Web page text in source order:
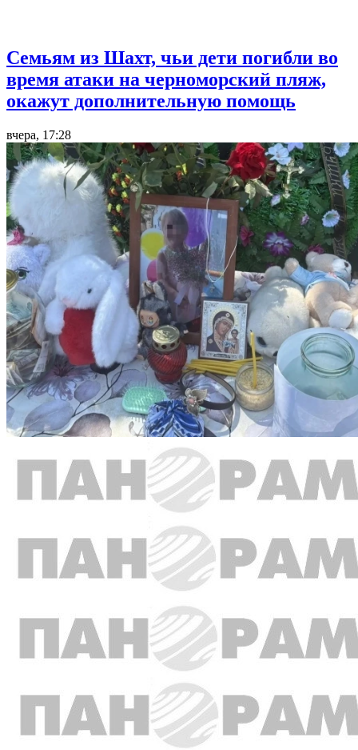
Семьям из Шахт, чьи дети погибли во
время атаки на черноморский пляж,
окажут дополнительную помощь
вчера, 17:28